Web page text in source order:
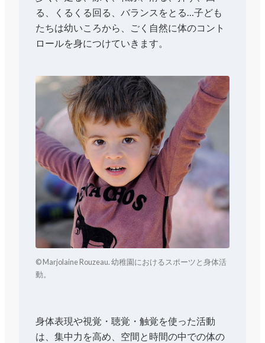
る、くるくる回る、バランスをとる…子ども
たちは幼いころから、ごく自然に体のコント
ロールを身につけていきます。
© Marjolaine Rouzeau. 幼稚園におけるスポーツと身体活
動。
身体表現や視覚・聴覚・触覚を使った活動
は、集中力を高め、空間と時間の中での体の